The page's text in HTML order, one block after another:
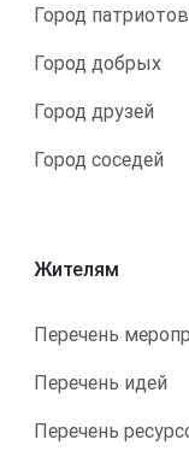
Город патриотов
Город добрых
Город друзей
Город соседей
Жителям
Перечень
Перечень идей
Перечень